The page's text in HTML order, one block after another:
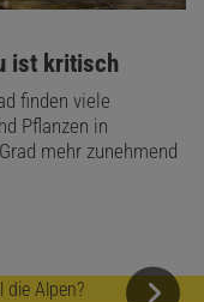
ist kritisch
finden viele
Pflanzen in
mehr zunehmend
die Alpen?